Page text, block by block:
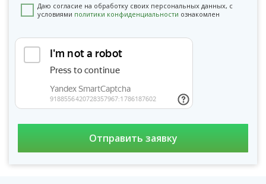
Даю согласие на обработку своих персональных данных, с
условиями политики конфиденциальности ознакомлен